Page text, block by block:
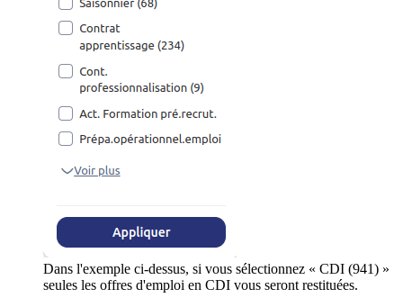
Dans l'exemple ci-dessus, si vous sélectionnez « CDI (941) »
seules les offres d'emploi en CDI vous seront restituées.